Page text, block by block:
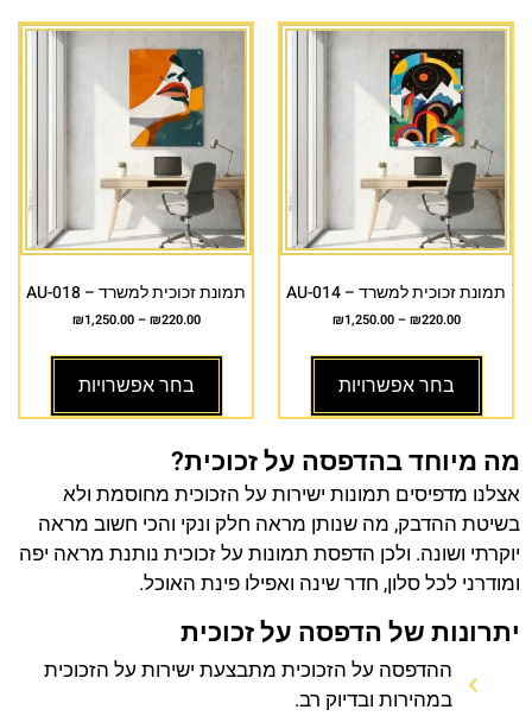
תמונת זכוכית למשרד – AU-014
₪220.00
–
₪1,250.00
בחר אפשרויות
תמונת זכוכית למשרד – AU-018
₪220.00
–
₪1,250.00
בחר אפשרויות
מה מיוחד בהדפסה על זכוכית?
אצלנו מדפיסים תמונות ישירות על הזכוכית מחוסמת ולא
בשיטת ההדבק, מה שנותן מראה חלק ונקי והכי חשוב מראה
יוקרתי ושונה. ולכן הדפסת תמונות על זכוכית נותנת מראה יפה
ומודרני לכל סלון, חדר שינה ואפילו פינת האוכל.
יתרונות של הדפסה על זכוכית
ההדפסה על הזכוכית מתבצעת ישירות על הזכוכית
במהירות ובדיוק רב.